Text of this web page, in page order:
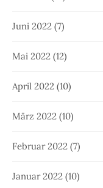
Juni 2022 (7)
Mai 2022 (12)
April 2022 (10)
März 2022 (10)
Februar 2022 (7)
Januar 2022 (10)